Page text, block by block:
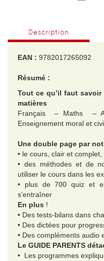
Description
EAN : 9782017265092
Résumé :
Tout ce qu’il faut
matières
Français – Maths –
Enseignement moral et
Une double page par
• le cours, clair et
• des méthodes et de
utiliser le cours dans les
• plus de 700 quiz et
s’entraîner
En plus !
• Des tests-bilans dans
• Des dictées pour
• Des compléments audio
Le GUIDE PARENTS
• Les programmes